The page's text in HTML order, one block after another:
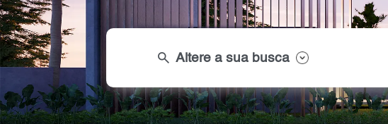
search Altere a sua busca